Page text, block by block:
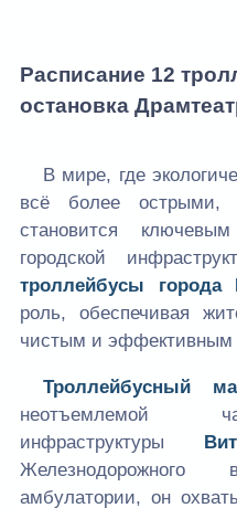
Расписание 12
остановка
В мире, где
всё более острыми,
становится
городской
троллейбусы города
роль, обеспечивая
чистым и эффективным
Троллейбусный
неотъемлемой
инфраструктуры
амбулатории, он